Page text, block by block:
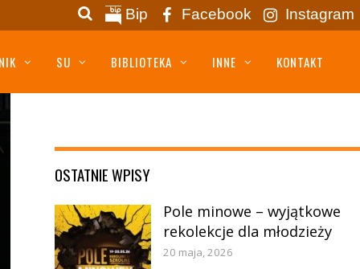
Bip Facebook Instagram
SU BIBLIOTEKA INNE KONTAKT
OSTATNIE WPISY
Pole minowe – wyjątkowe
rekolekcje dla młodzieży
20 maja, 2026